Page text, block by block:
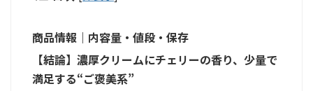
商品情報｜内容量・値段・保存
【結論】濃厚クリームにチェリーの香り、少量で
満足する“ご褒美系”